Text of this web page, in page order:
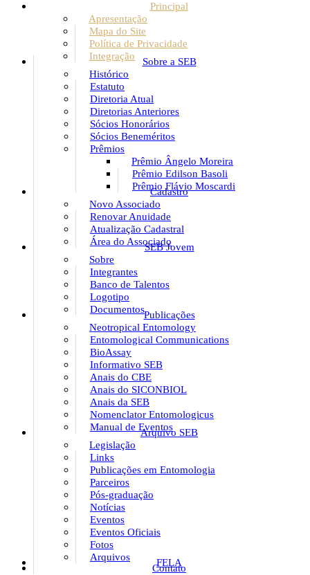
Principal
Apresentação
Mapa do Site
Política de Privacidade
Integração
Sobre a SEB
Histórico
Estatuto
Diretoria Atual
Diretorias Anteriores
Sócios Honorários
Sócios Beneméritos
Prêmios
Prêmio Ângelo Moreira
Prêmio Edilson Basoli
Prêmio Flávio Moscardi
Cadastro
Novo Associado
Renovar Anuidade
Atualização Cadastral
Área do Associado
SEB Jovem
Sobre
Integrantes
Banco de Talentos
Logotipo
DocumentosPublicações
Neotropical Entomology
Entomological Communications
BioAssay
Informativo SEB
Anais do CBE
Anais do SICONBIOL
Anais da SEB
Nomenclator Entomologicus
Manual de Eventos
Arquivo SEB
Legislação
Links
Publicações em Entomologia
Parceiros
Pós-graduação
Notícias
Eventos
Eventos Oficiais
Fotos
Arquivos
FELA
Contato